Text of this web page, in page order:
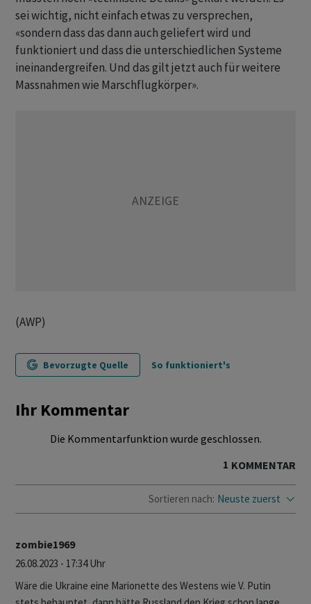
sei wichtig, nicht einfach etwas zu versprechen,
«sondern dass das dann auch geliefert wird und
funktioniert und dass die unterschiedlichen Systeme
ineinandergreifen. Und das gilt jetzt auch für weitere
Massnahmen wie Marschflugkörper».
(AWP)
Bevorzugte Quelle So funktioniert's
Ihr Kommentar
Die Kommentarfunktion wurde geschlossen.
1 KOMMENTAR
Sortieren nach: Neuste zuerst
zombie1969
26.08.2023 - 17:34 Uhr
Wäre die Ukraine eine Marionette des Westens wie V. Putin